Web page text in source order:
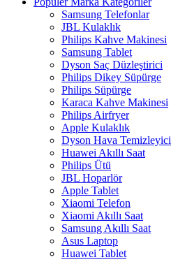
Samsung Telefonlar
JBL Kulaklık
Philips Kahve Makinesi
Samsung Tablet
Dyson Saç Düzleştirici
Philips Dikey Süpürge
Philips Süpürge
Karaca Kahve Makinesi
Philips Airfryer
Apple Kulaklık
Dyson Hava Temizleyici
Huawei Akıllı Saat
Philips Ütü
JBL Hoparlör
Apple Tablet
Xiaomi Telefon
Xiaomi Akıllı Saat
Samsung Akıllı Saat
Asus Laptop
Huawei Tablet